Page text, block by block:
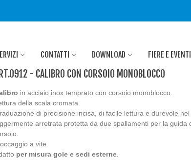
CONTATTI DOWNLOAD FIERE E EVENTI
- CALIBRO CON CORSOIO MONOBLOCCO
in acciaio inox temprato con corsoio monoblocco.
della scala cromata.
di precisione incisa, di facile lettura e durevole nel
arretrata protetta da due spallamenti per la guida
a vite.
per misura gole e sedi esterne.